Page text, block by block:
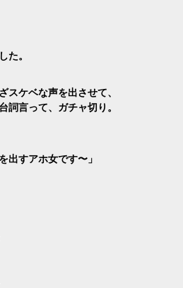
た。
スケベな声を出させて、
詞言って、ガチャ切り。
出すアホ女です〜」